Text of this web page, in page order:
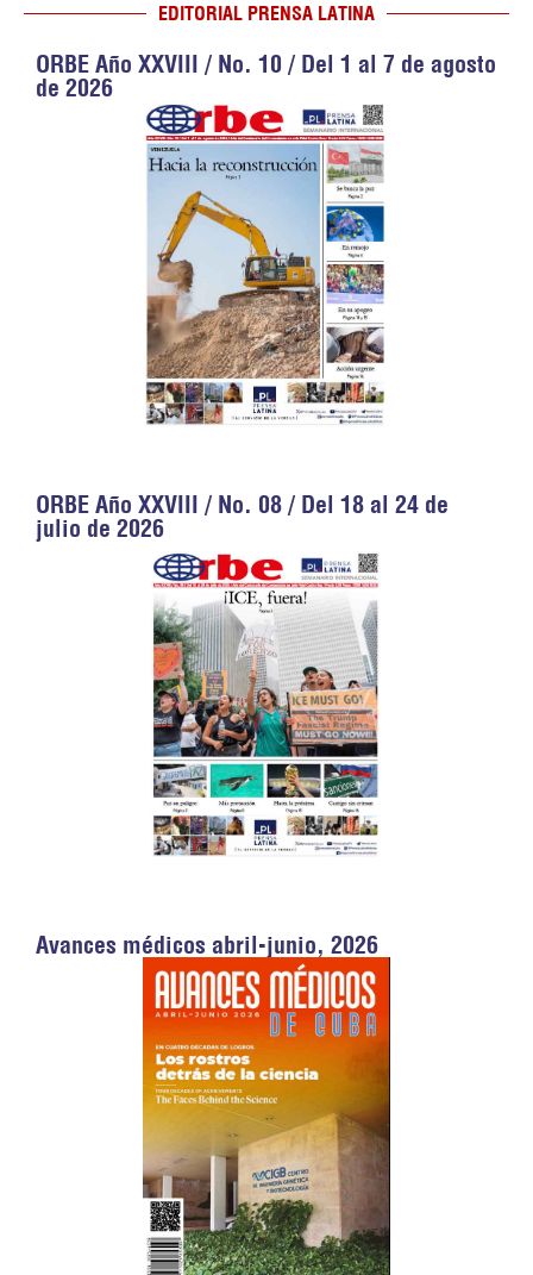
EDITORIAL PRENSA LATINA
ORBE Año XXVIII / No. 10 / Del 1 al 7 de agosto
de 2026
ORBE Año XXVIII / No. 08 / Del 18 al 24 de
julio de 2026
Avances médicos abril-junio, 2026